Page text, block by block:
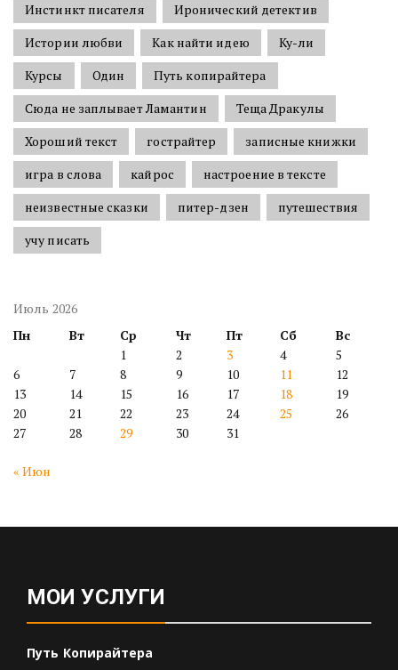
Инстинкт писателя
Иронический детектив
Истории любви
Как найти идею
Ку-ли
Курсы
Один
Путь копирайтера
Сюда не заплывает Ламантин
Теща Дракулы
Хороший текст
гострайтер
записные книжки
игра в слова
кайрос
настроение в тексте
неизвестные сказки
питер-дзен
путешествия
учу писать
Июль 2026
Пн
Вт Ср Чт Пт Сб
Вс
1
2 3 4
5
6
7 8 9 10 11
12
13
14 15 16 17 18
19
20
21 22 23 24 25
26
27
28 29 30 31
« Июн
МОИ УСЛУГИ
Путь Копирайтера